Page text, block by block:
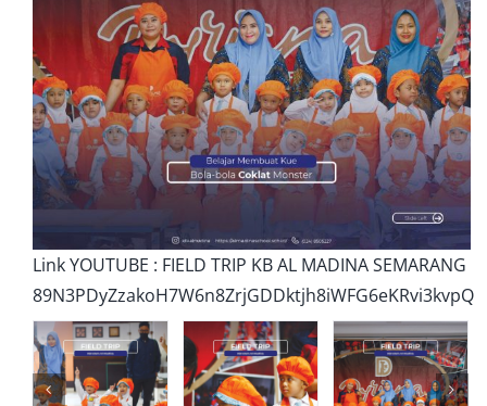
Link YOUTUBE : FIELD TRIP KB AL MADINA SEMARANG
89N3PDyZzakoH7W6n8ZrjGDDktjh8iWFG6eKRvi3kvpQ